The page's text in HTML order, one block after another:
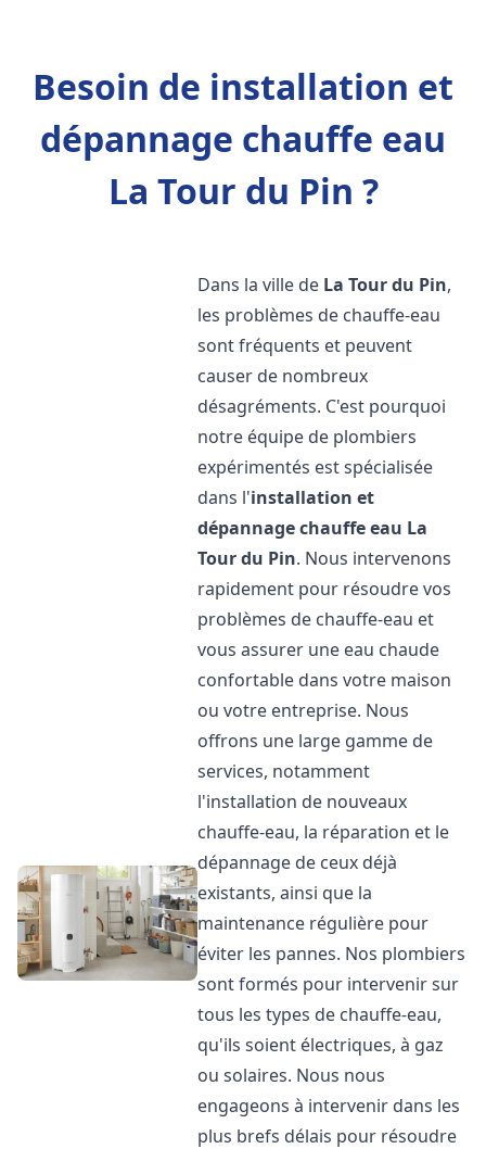
Besoin de installation et
dépannage chauffe eau
La Tour du Pin ?
Dans la ville de La Tour du Pin,
les problèmes de chauffe-eau
sont fréquents et peuvent
causer de nombreux
désagréments. C'est pourquoi
notre équipe de plombiers
expérimentés est spécialisée
dans l'installation et
dépannage chauffe eau La
Tour du Pin. Nous intervenons
rapidement pour résoudre vos
problèmes de chauffe-eau et
vous assurer une eau chaude
confortable dans votre maison
ou votre entreprise. Nous
offrons une large gamme de
services, notamment
l'installation de nouveaux
chauffe-eau, la réparation et le
dépannage de ceux déjà
existants, ainsi que la
maintenance régulière pour
éviter les pannes. Nos plombiers
sont formés pour intervenir sur
tous les types de chauffe-eau,
qu'ils soient électriques, à gaz
ou solaires. Nous nous
engageons à intervenir dans les
plus brefs délais pour résoudre